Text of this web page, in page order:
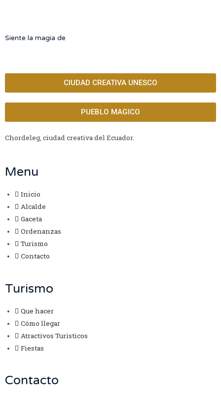
Siente la magia de
CIUDAD CREATIVA UNESCO
PUEBLO MAGICO
Chordeleg, ciudad creativa del Ecuador.
Menu
Inicio
Alcalde
Gaceta
Ordenanzas
Turismo
Contacto
Turismo
Que hacer
Cómo llegar
Atractivos Turisticos
Fiestas
Contacto